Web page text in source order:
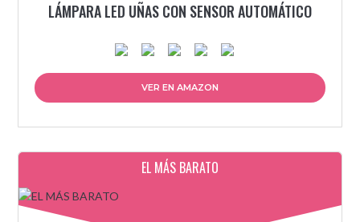
LÁMPARA LED UÑAS CON SENSOR AUTOMÁTICO
VER EN AMAZON
EL MÁS BARATO